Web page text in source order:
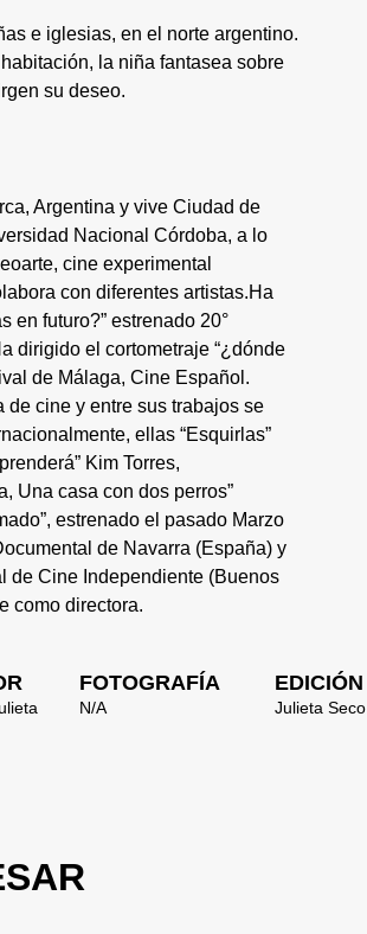
e iglesias, en el norte argentino.
la niña fantasea sobre
su deseo.
Argentina y vive Ciudad de
Nacional Córdoba, a lo
cine experimental
con diferentes artistas.Ha
en futuro?” estrenado 20°
dirigido el cortometraje “¿dónde
de Málaga, Cine Español.
cine y entre sus trabajos se
ellas “Esquirlas”
Kim Torres,
Una casa con dos perros”
estrenado el pasado Marzo
de Navarra (España) y
de Cine Independiente (Buenos
como directora.
FOTOGRAFÍA
N/A
EDICIÓN
Julieta Seco